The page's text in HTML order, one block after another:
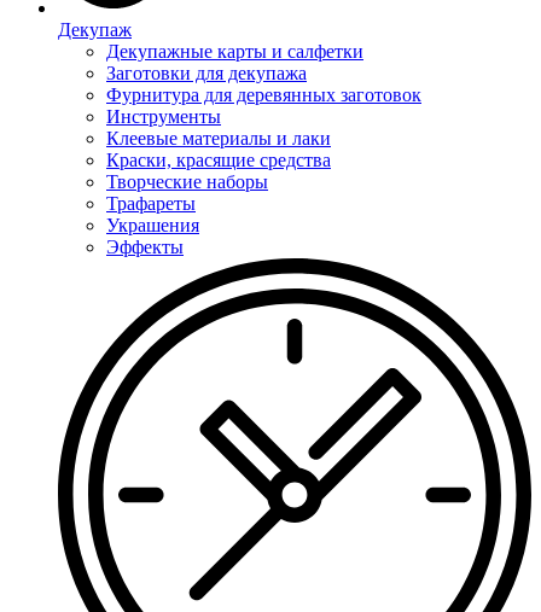
Декупаж
Декупажные карты и салфетки
Заготовки для декупажа
Фурнитура для деревянных заготовок
Инструменты
Клеевые материалы и лаки
Краски, красящие средства
Творческие наборы
Трафареты
Украшения
Эффекты